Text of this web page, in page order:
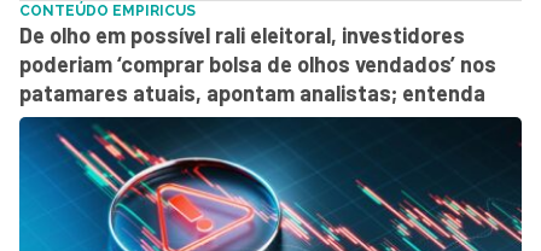
CONTEÚDO EMPIRICUS
De olho em possível rali eleitoral, investidores
poderiam ‘comprar bolsa de olhos vendados’ nos
patamares atuais, apontam analistas; entenda